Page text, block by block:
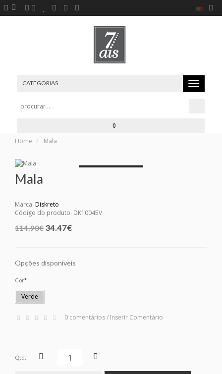
Toggle
navigation
CATEGORIAS
0
Home
Mala
Mala
Marca: Diskreto
Código do produto: DK10045V
114.90€ 34.47€
Opções disponíveis
Cor
Verde
0 comentários/ Inserir Comentário
Qtd: